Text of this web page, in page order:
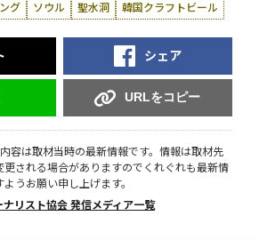
グ ソウル 聖水洞 韓国クラフトビール
シェア
URLをコピー
容は取材当時の最新情報です。情報は取材先
更される場合がありますのでくれぐれも最新情
うお願い申し上げます。
ナリスト協会 発信メディア一覧